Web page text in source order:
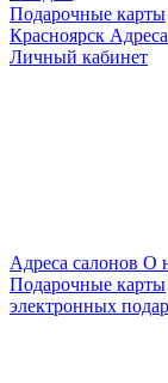
Подарочные карты
Красноярск
Личный кабинет
Адреса салонов О
Подарочные карты
электронных